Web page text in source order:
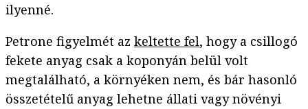
ilyenné.
Petrone figyelmét az keltette fel, hogy a csillogó
fekete anyag csak a koponyán belül volt
megtalálható, a környéken nem, és bár hasonló
összetételű anyag lehetne állati vagy növényi